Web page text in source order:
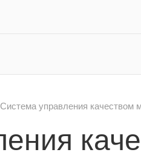
Система управления качеством